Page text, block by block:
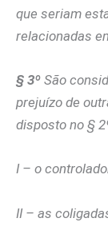
que seriam
relacionadas
§ 3º São
prejuízo de
disposto no §
I – o
II – as